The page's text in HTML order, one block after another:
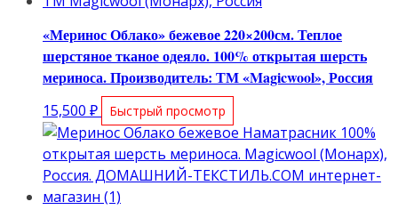
«Меринос Облако» бежевое 220×200см. Теплое
шерстяное тканое одеяло. 100% открытая шерсть
мериноса. Производитель: ТМ «Magicwool», Россия
15,500 ₽ Быстрый просмотр